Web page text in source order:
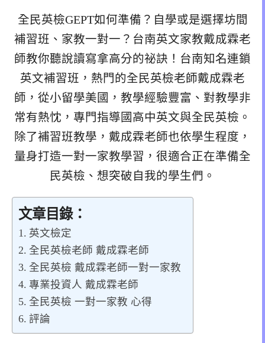
全民英檢GEPT如何準備？自學或是選擇坊間
補習班、家教一對一？台南英文家教戴成霖老
師教你聽說讀寫拿高分的祕訣！台南知名連鎖
英文補習班，熱門的全民英檢老師戴成霖老
師，從小留學美國，教學經驗豐富、對教學非
常有熱忱，專門指導國高中英文與全民英檢。
除了補習班教學，戴成霖老師也依學生程度，
量身打造一對一家教學習，很適合正在準備全
民英檢、想突破自我的學生們。
文章目錄：
英文檢定
全民英檢老師 戴成霖老師
全民英檢 戴成霖老師一對一家教
專業投資人 戴成霖老師
全民英檢 一對一家教 心得
評論